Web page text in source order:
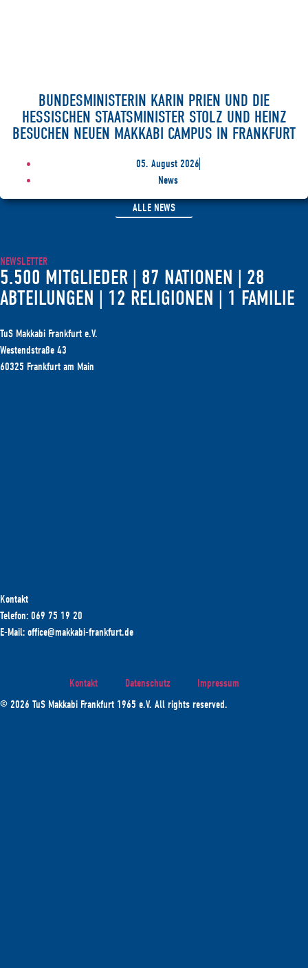
BUNDESMINISTERIN KARIN PRIEN UND DIE
HESSISCHEN STAATSMINISTER STOLZ UND HEINZ
BESUCHEN NEUEN MAKKABI CAMPUS IN FRANKFURT
05. August 2026
News
ALLE NEWS
NEWSLETTER
5.500 MITGLIEDER | 87 NATIONEN | 28
ABTEILUNGEN | 12 RELIGIONEN | 1 FAMILIE
TuS Makkabi Frankfurt e.V.
Westendstraße 43
60325 Frankfurt am Main
Kontakt
Telefon: 069 75 19 20
E-Mail: office@makkabi-frankfurt.de
Kontakt Datenschutz
Impressum
© 2026 TuS Makkabi Frankfurt 1965 e.V. All rights reserved.